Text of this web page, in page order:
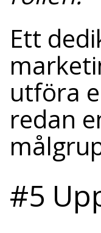
Ett
utföra
redan
#5